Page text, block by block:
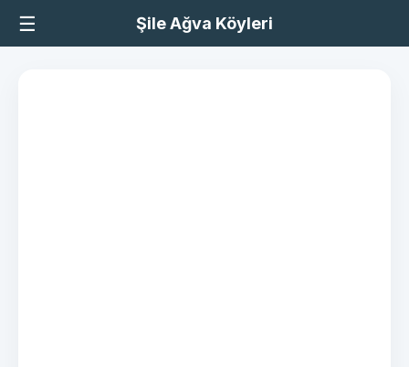
☰ Şile Ağva Köyleri